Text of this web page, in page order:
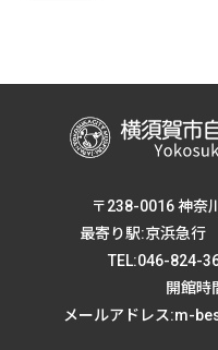
〒238-0016 神奈
最寄り駅:京浜急行
TEL:046-824-
開館時
メールアドレス:m-